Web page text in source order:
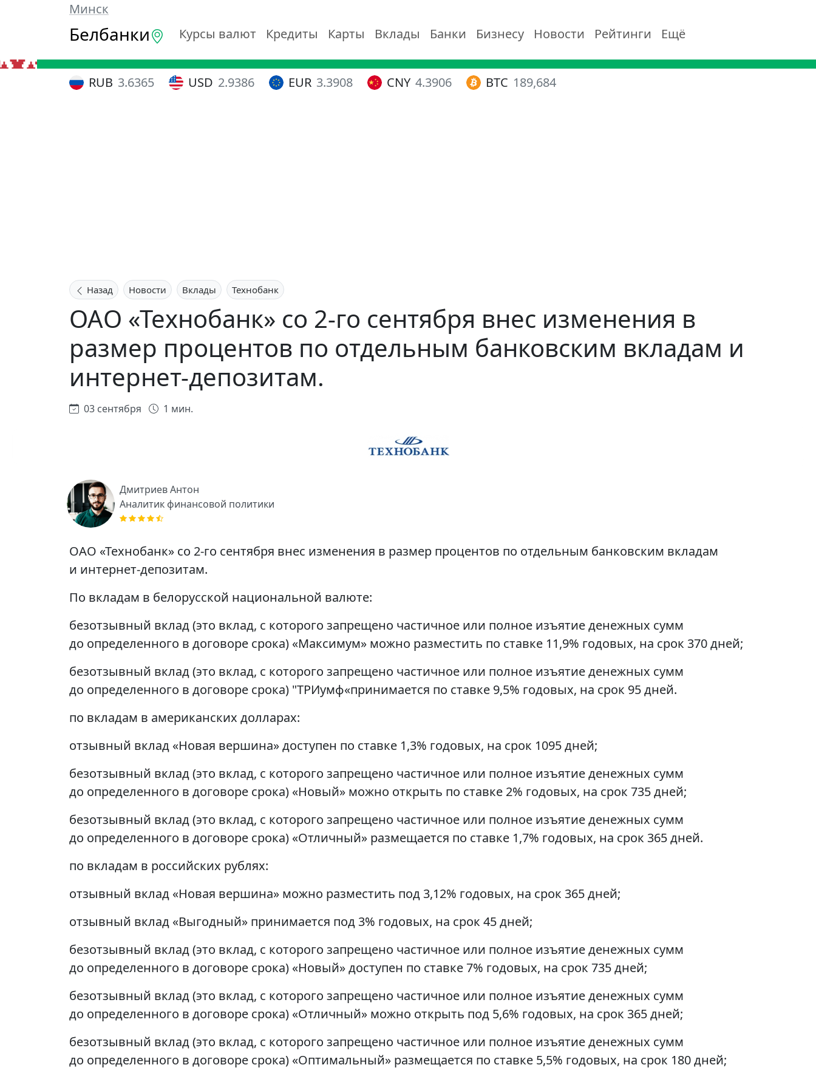
Минск
Белбанки Курсы валют Кредиты Карты Вклады Банки Бизнесу Новости Рейтинги Ещё
RUB 3.6365 USD 2.9386 EUR 3.3908 CNY 4.3906 BTC 189,684
Назад Новости Вклады Технобанк
ОАО «Технобанк» со 2-го сентября внес изменения в
размер процентов по отдельным банковским вкладам и
интернет-депозитам.
03 сентября 1 мин.
Дмитриев Антон
Аналитик финансовой политики
ОАО «Технобанк» со 2-го сентября внес изменения в размер процентов по отдельным банковским вкладам
и интернет-депозитам.
По вкладам в белорусской национальной валюте:
безотзывный вклад (это вклад, с которого запрещено частичное или полное изъятие денежных сумм
до определенного в договоре срока) «Максимум» можно разместить по ставке 11,9% годовых, на срок 370 дней;
безотзывный вклад (это вклад, с которого запрещено частичное или полное изъятие денежных сумм
до определенного в договоре срока) "ТРИумф«принимается по ставке 9,5% годовых, на срок 95 дней.
по вкладам в американских долларах:
отзывный вклад «Новая вершина» доступен по ставке 1,3% годовых, на срок 1095 дней;
безотзывный вклад (это вклад, с которого запрещено частичное или полное изъятие денежных сумм
до определенного в договоре срока) «Новый» можно открыть по ставке 2% годовых, на срок 735 дней;
безотзывный вклад (это вклад, с которого запрещено частичное или полное изъятие денежных сумм
до определенного в договоре срока) «Отличный» размещается по ставке 1,7% годовых, на срок 365 дней.
по вкладам в российских рублях:
отзывный вклад «Новая вершина» можно разместить под 3,12% годовых, на срок 365 дней;
отзывный вклад «Выгодный» принимается под 3% годовых, на срок 45 дней;
безотзывный вклад (это вклад, с которого запрещено частичное или полное изъятие денежных сумм
до определенного в договоре срока) «Новый» доступен по ставке 7% годовых, на срок 735 дней;
безотзывный вклад (это вклад, с которого запрещено частичное или полное изъятие денежных сумм
до определенного в договоре срока) «Отличный» можно открыть под 5,6% годовых, на срок 365 дней;
безотзывный вклад (это вклад, с которого запрещено частичное или полное изъятие денежных сумм
до определенного в договоре срока) «Оптимальный» размещается по ставке 5,5% годовых, на срок 180 дней;